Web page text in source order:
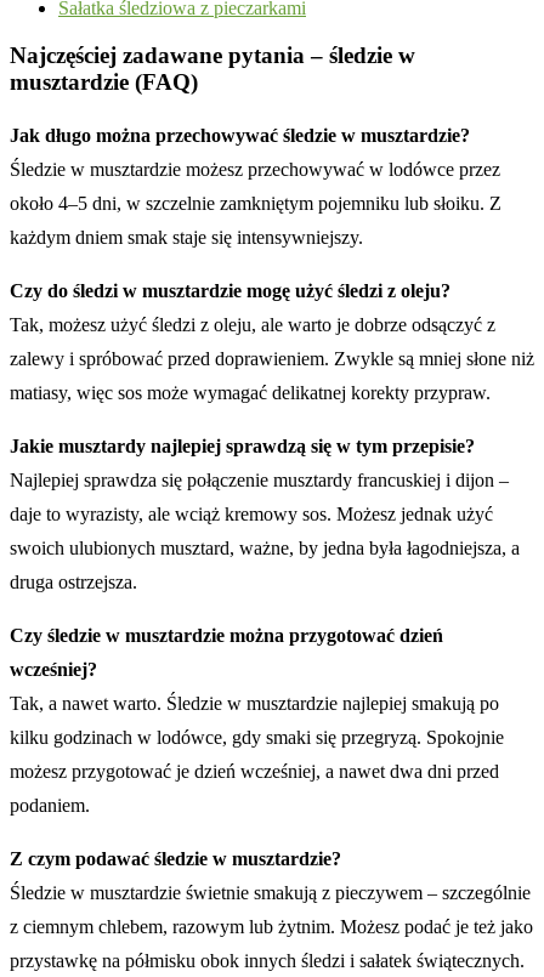
Sałatka śledziowa z pieczarkami
Najczęściej zadawane pytania – śledzie w
musztardzie (FAQ)
Jak długo można przechowywać śledzie w musztardzie?
Śledzie w musztardzie możesz przechowywać w lodówce przez
około 4–5 dni, w szczelnie zamkniętym pojemniku lub słoiku. Z
każdym dniem smak staje się intensywniejszy.
Czy do śledzi w musztardzie mogę użyć śledzi z oleju?
Tak, możesz użyć śledzi z oleju, ale warto je dobrze odsączyć z
zalewy i spróbować przed doprawieniem. Zwykle są mniej słone niż
matiasy, więc sos może wymagać delikatnej korekty przypraw.
Jakie musztardy najlepiej sprawdzą się w tym przepisie?
Najlepiej sprawdza się połączenie musztardy francuskiej i dijon –
daje to wyrazisty, ale wciąż kremowy sos. Możesz jednak użyć
swoich ulubionych musztard, ważne, by jedna była łagodniejsza, a
druga ostrzejsza.
Czy śledzie w musztardzie można przygotować dzień
wcześniej?
Tak, a nawet warto. Śledzie w musztardzie najlepiej smakują po
kilku godzinach w lodówce, gdy smaki się przegryzą. Spokojnie
możesz przygotować je dzień wcześniej, a nawet dwa dni przed
podaniem.
Z czym podawać śledzie w musztardzie?
Śledzie w musztardzie świetnie smakują z pieczywem – szczególnie
z ciemnym chlebem, razowym lub żytnim. Możesz podać je też jako
przystawkę na półmisku obok innych śledzi i sałatek świątecznych.